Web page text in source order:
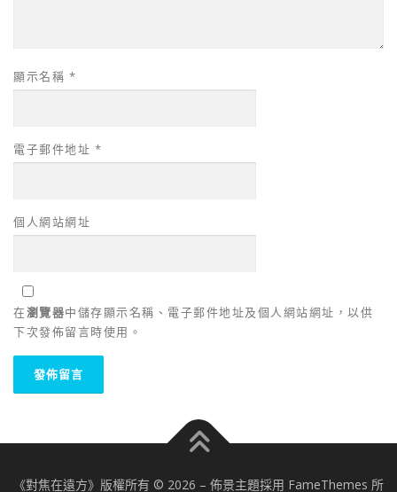
顯示名稱 *
電子郵件地址 *
個人網站網址
在瀏覽器中儲存顯示名稱、電子郵件地址及個人網站網址，以供
下次發佈留言時使用。
《對焦在遠方》版權所有 © 2026 – 佈景主題採用 FameThemes 所